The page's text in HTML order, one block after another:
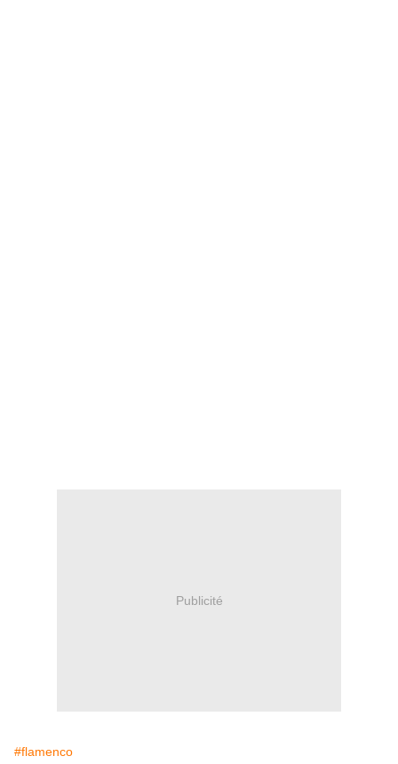
Publicité
#flamenco